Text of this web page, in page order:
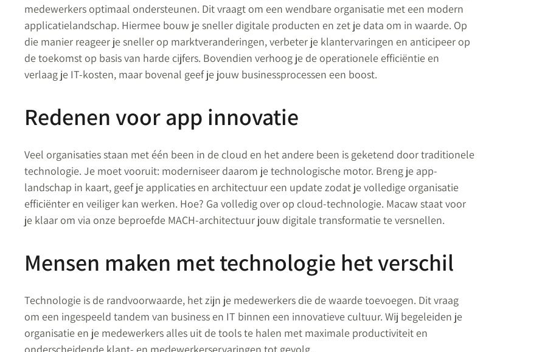
medewerkers optimaal ondersteunen. Dit vraagt om een wendbare organisatie met een modern
applicatielandschap. Hiermee bouw je sneller digitale producten en zet je data om in waarde. Op
die manier reageer je sneller op marktveranderingen, verbeter je klantervaringen en anticipeer op
de toekomst op basis van harde cijfers. Bovendien verhoog je de operationele efficiëntie en
verlaag je IT-kosten, maar bovenal geef je jouw businessprocessen een boost.
Redenen voor app innovatie
Veel organisaties staan met één been in de cloud en het andere been is geketend door traditionele
technologie. Je moet vooruit: moderniseer daarom je technologische motor. Breng je app-
landschap in kaart, geef je applicaties en architectuur een update zodat je volledige organisatie
efficiënter en veiliger kan werken. Hoe? Ga volledig over op cloud-technologie. Macaw staat voor
je klaar om via onze beproefde MACH-architectuur jouw digitale transformatie te versnellen.
Mensen maken met technologie het verschil
Technologie is de randvoorwaarde, het zijn je medewerkers die de waarde toevoegen. Dit vraag
om een ingespeeld tandem van business en IT binnen een innovatieve cultuur. Wij begeleiden je
organisatie en je medewerkers alles uit de tools te halen met maximale productiviteit en